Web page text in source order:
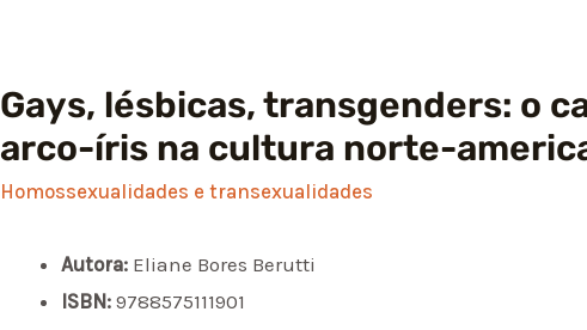
Gays, lésbicas, transgenders: o
arco-íris na cultura norte-
Homossexualidades e transexualidades
Autora: Eliane Bores Berutti
ISBN: 9788575111901